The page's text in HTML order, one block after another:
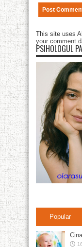
This site uses
your comment
PSIHOLOGUL
Popular